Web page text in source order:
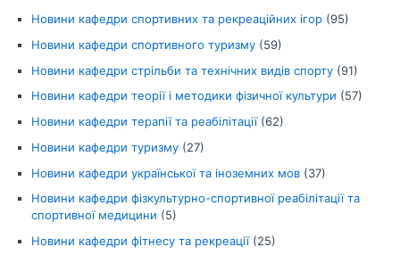
Новини кафедри спортивних та рекреаційних ігор (95)
Новини кафедри спортивного туризму (59)
Новини кафедри стрільби та технічних видів спорту (91)
Новини кафедри теорії і методики фізичної культури (57)
Новини кафедри терапії та реабілітації(62)
Новини кафедри туризму (27)
Новини кафедри української та іноземних мов (37)
Новини кафедри фізкультурно-спортивної реабілітації та
спортивної медицини (5)
Новини кафедри фітнесу та рекреації(25)